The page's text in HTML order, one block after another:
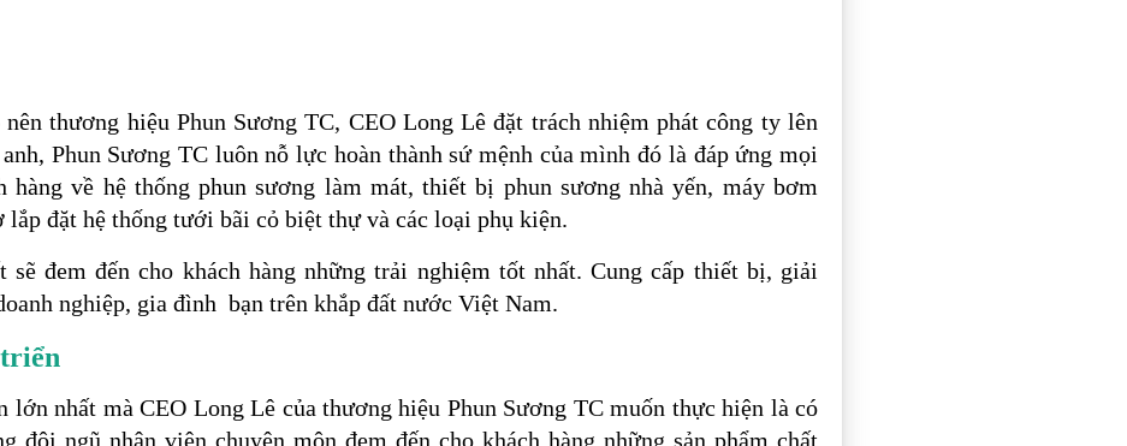
thương hiệu Phun Sương TC, CEO Long Lê đặt trách nhiệm phát công ty lên
Phun Sương TC luôn nỗ lực hoàn thành sứ mệnh của mình đó là đáp ứng mọi
hàng về hệ thống phun sương làm mát, thiết bị phun sương nhà yến, máy bơm
lắp đặt hệ thống tưới bãi cỏ biệt thự và các loại phụ kiện.
sẽ đem đến cho khách hàng những trải nghiệm tốt nhất. Cung cấp thiết bị, giải
nghiệp, gia đình bạn trên khắp đất nước Việt Nam.
lớn nhất mà CEO Long Lê của thương hiệu Phun Sương TC muốn thực hiện là có
đội ngũ nhân viên chuyên môn đem đến cho khách hàng những sản phẩm chất